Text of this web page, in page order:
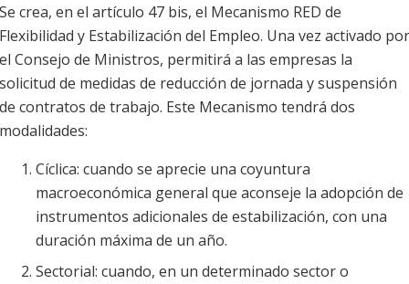
Se crea, en el artículo 47 bis, el Mecanismo RED de
Flexibilidad y Estabilización del Empleo. Una vez activado por
el Consejo de Ministros, permitirá a las empresas la
solicitud de medidas de reducción de jornada y suspensión
de contratos de trabajo. Este Mecanismo tendrá dos
modalidades:
Cíclica: cuando se aprecie una coyuntura
macroeconómica general que aconseje la adopción de
instrumentos adicionales de estabilización, con una
duración máxima de un año.
Sectorial: cuando, en un determinado sector o